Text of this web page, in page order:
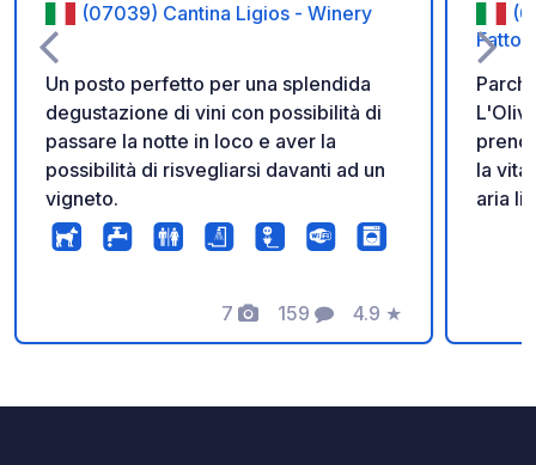
(07039) Cantina Ligios - Winery
Un posto perfetto per una splendida
degustazione di vini con possibilità di
passare la notte in loco e aver la
possibilità di risvegliarsi davanti ad un
vigneto.
7
Foto
159
Commenti
4.9
Valutazione
★
L'Olivastro.
la vita di
aria libera no